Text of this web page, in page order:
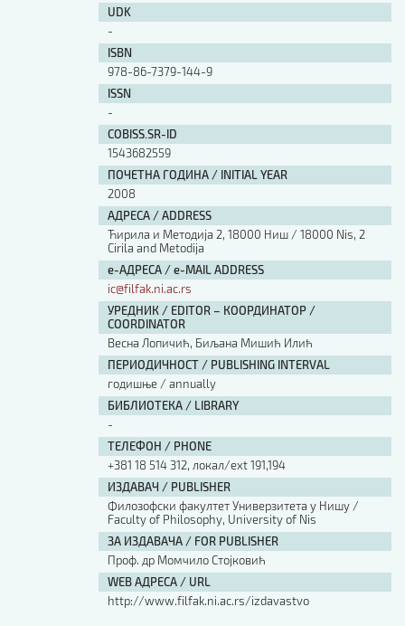
UDK
-
ISBN
978-86-7379-144-9
ISSN
-
COBISS.SR-ID
1543682559
ПОЧЕТНА ГОДИНА / INITIAL YEAR
2008
АДРЕСА / ADDRESS
Ћирила и Методија 2, 18000 Ниш / 18000 Nis, 2
Cirila and Metodija
е-АДРЕСА / e-MAIL ADDRESS
ic@filfak.ni.ac.rs
УРЕДНИК / EDITOR – КООРДИНАТОР /
COORDINATOR
Весна Лопичић, Биљана Мишић Илић
ПЕРИОДИЧНОСТ / PUBLISHING INTERVAL
годишње / annually
БИБЛИОТЕКА / LIBRARY
-
ТЕЛЕФОН / PHONE
+381 18 514 312, локал/ext 191,194
ИЗДАВАЧ / PUBLISHER
Филозофски факултет Универзитета у Нишу /
Faculty of Philosophy, University of Nis
ЗА ИЗДАВАЧА / FOR PUBLISHER
Проф. др Момчило Стојковић
WEB АДРЕСА / URL
http://www.filfak.ni.ac.rs/izdavastvo